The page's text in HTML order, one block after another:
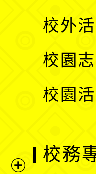
校外
校園
校園
校務